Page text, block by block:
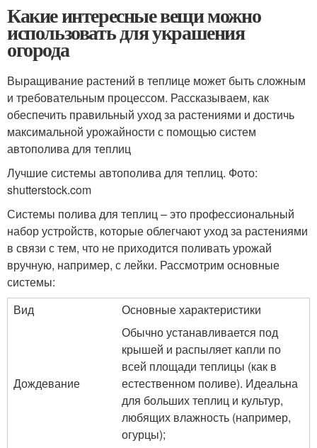
Какие интересные вещи можно
использовать для украшения
огорода
Выращивание растений в теплице может быть сложным
и требовательным процессом. Рассказываем, как
обеспечить правильный уход за растениями и достичь
максимальной урожайности с помощью систем
автополива для теплиц
Лучшие системы автополива для теплиц. Фото:
shutterstock.com
Системы полива для теплиц – это профессиональный
набор устройств, которые облегчают уход за растениями
в связи с тем, что не приходится поливать урожай
вручную, например, с лейки. Рассмотрим основные
системы:
Вид
Основные характеристики
Дождевание
Обычно устанавливается под
крышей и распыляет капли по
всей площади теплицы (как в
естественном поливе). Идеальна
для больших теплиц и культур,
любящих влажность (например,
огурцы);